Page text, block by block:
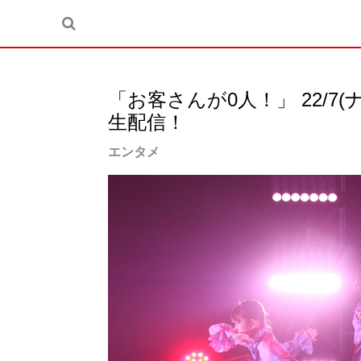
「お客さんが0人！」 22/
生配信！
エンタメ